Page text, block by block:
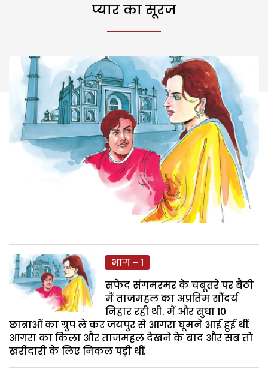
प्यार का सूरज
भाग - 1
सफेद संगमरमर के चबूतरे पर बैठी
मैं ताजमहल का अप्रतिम सौंदर्य
निहार रही थी. मैं और सुधा 10
छात्राओं का ग्रुप ले कर जयपुर से आगरा घूमने आई हुई थीं.
आगरा का किला और ताजमहल देखने के बाद और सब तो
खरीदारी के लिए निकल पड़ी थीं.